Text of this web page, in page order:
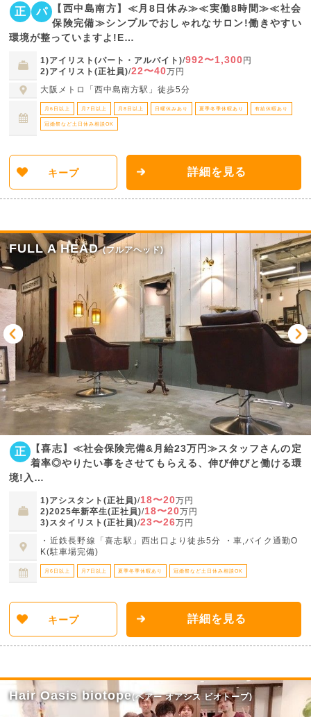
正 パ
【西中島南方】≪月8日休み≫≪実働8時間≫≪社会
保険完備≫シンプルでおしゃれなサロン!働きやすい
環境が整っていますよ!E…
1)アイリスト(パート・アルバイト)/992〜1,300円
2)アイリスト(正社員)/22〜40万円
大阪メトロ「西中島南方駅」徒歩5分
月6日以上 月7日以上 月8日以上 日曜休みあり 夏季冬季休暇あり 有給休暇あり
冠婚祭など土日休み相談OK
キープ 詳細を見る
FULL A HEAD(フルアヘッド)
正
【喜志】≪社会保険完備&月給23万円≫スタッフさんの定
着率◎やりたい事をさせてもらえる、伸び伸びと働ける環
境!入…
1)アシスタント(正社員)/18〜20万円
2)2025年新卒生(正社員)/18〜20万円
3)スタイリスト(正社員)/23〜26万円
・近鉄長野線「喜志駅」西出口より徒歩5分 ・車,バイク通勤O
K(駐車場完備)
月6日以上 月7日以上 夏季冬季休暇あり 冠婚祭など土日休み相談OK
キープ 詳細を見る
Hair Oasis biotope(ヘアー オアシス ビオトープ)